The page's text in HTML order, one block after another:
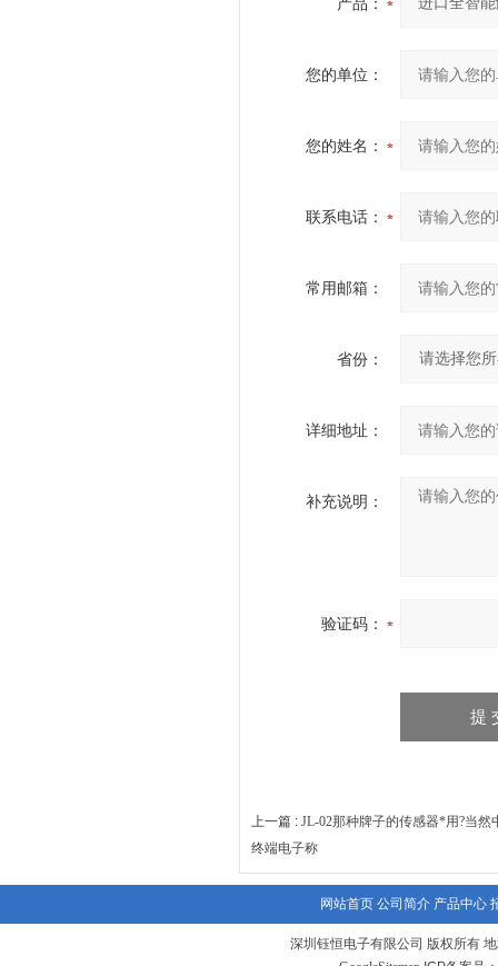
您的单位：
您的姓名：
联系电话：
常用邮箱：
省份：
详细地址：
补充说明：
验证码：
上一篇 : JL-02那种牌子的传感器*用?当
终端电子称
网站首页 公司简介 产品中心
深圳钰恒电子有限公司 版权所有